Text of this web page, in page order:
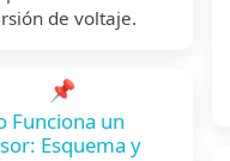
de voltaje.
📌
Funciona un
Esquema y